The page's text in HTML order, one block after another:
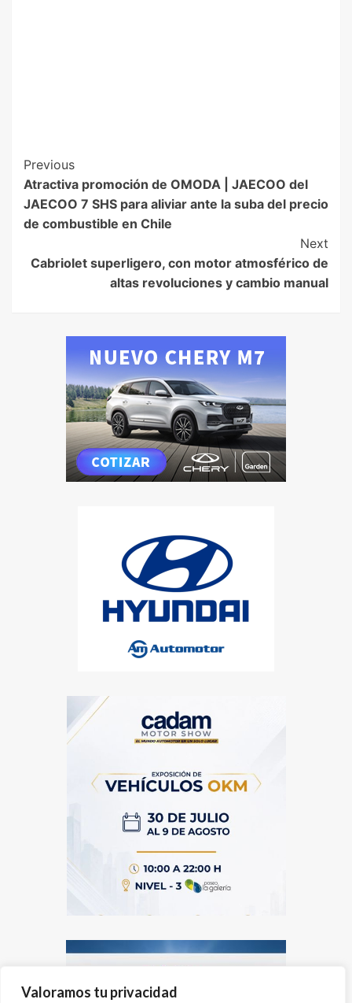
Valoramos tu privacidad
Previous
Atractiva promoción de OMODA | JAECOO del
JAECOO 7 SHS para aliviar ante la suba del precio
de combustible en Chile
Next
Cabriolet superligero, con motor atmosférico de
altas revoluciones y cambio manual